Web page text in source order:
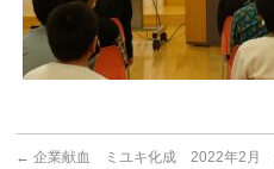
← 企業献血 ミユキ化成 2022年2月